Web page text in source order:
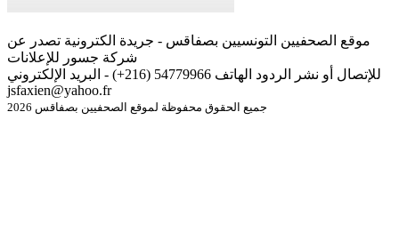
موقع الصحفيين التونسيين بصفاقس - جريدة الكترونية تصدر عن
شركة جسور للإعلانات
للإتصال أو نشر الردود الهاتف 54779966 (216+) - البريد الإلكتروني
jsfaxien@yahoo.fr
جميع الحقوق محفوظة لموقع الصحفيين بصفاقس 2026